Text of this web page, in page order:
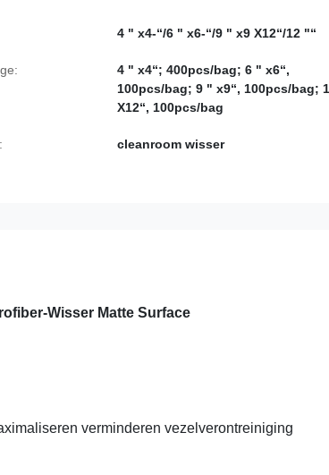
4 " x4-“/6 " x6-“/9 " x9 X12“/12 "“
4 " x4“; 400pcs/bag; 6 " x6“,
100pcs/bag; 9 " x9“, 100pcs/bag;
X12“, 100pcs/bag
cleanroom wisser
Wisser Matte Surface
verminderen vezelverontreiniging